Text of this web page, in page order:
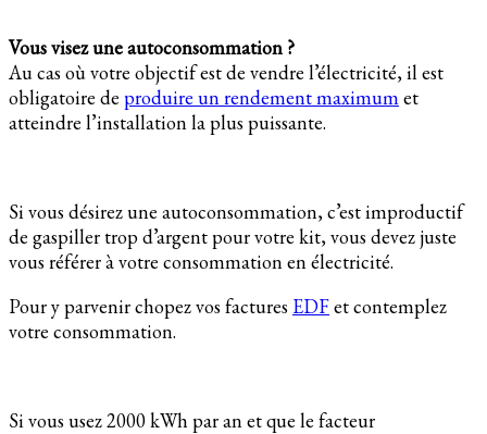
Vous visez une autoconsommation ?
Au cas où votre objectif est de vendre l’électricité, il est
obligatoire de produire un rendement maximumet
atteindre l’installation la plus puissante.
Si vous désirez une autoconsommation, c’est improductif
de gaspiller trop d’argent pour votre kit, vous devez juste
vous référer à votre consommation en électricité.
Pour y parvenir chopez vos factures EDFet contemplez
votre consommation.
Si vous usez 2000 kWh par an et que le facteur